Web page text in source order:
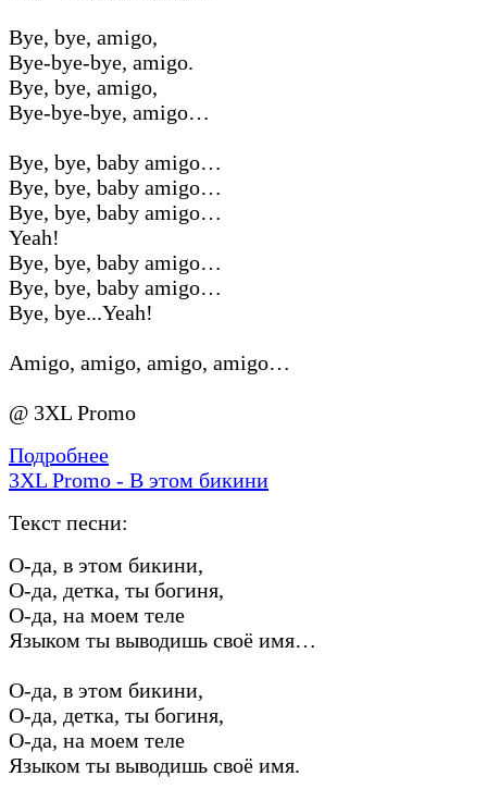
Bye, bye, amigo,
Bye-bye-bye, amigo.
Bye, bye, amigo,
Bye-bye-bye, amigo…
Bye, bye, baby amigo…
Bye, bye, baby amigo…
Bye, bye, baby amigo…
Yeah!
Bye, bye, baby amigo…
Bye, bye, baby amigo…
Bye, bye...Yeah!
Amigo, amigo, amigo, amigo…
@ 3XL Promo
Подробнее
3XL Promo - В этом бикини
Текст песни:
О-да, в этом бикини,
О-да, детка, ты богиня,
О-да, на моем теле
Языком ты выводишь своё имя…
О-да, в этом бикини,
О-да, детка, ты богиня,
О-да, на моем теле
Языком ты выводишь своё имя.